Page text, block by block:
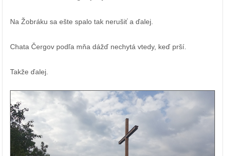
Na Žobráku sa ešte spalo tak nerušiť a ďalej.
Chata Čergov podľa mňa dážď nechytá vtedy, keď prší.
Takže ďalej.